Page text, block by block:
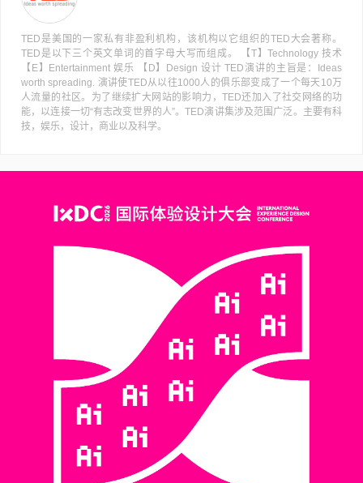
TED是美国的一家私有非盈利机构，该机构以它组织的TED大会著称。
TED是以下三个英文单词的首字母大写而组成。 【T】Technology 技术
【E】Entertainment 娱乐 【D】Design 设计 TED演讲的主旨是：Ideas
worth spreading. 演讲使TED从以往1000人的俱乐部变成了一个每天10万
人流量的社区。为了继续扩大网站的影响力，TED还加入了社交网络的功
能，以连接一切“有志改变世界的人”。TED演讲集涉及范围广泛。主要有科
技，娱乐，设计，商业以及科学。